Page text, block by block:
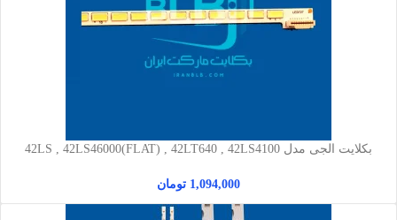
بکلایت الجی مدل 42LS , 42LS46000(FLAT) , 42LT640 , 42LS4100
1,094,000 تومان